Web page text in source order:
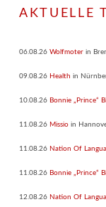
AKTUELLE
06.08.26 Wolfmoter in
09.08.26 Health in
10.08.26 Bonnie „Prince“
11.08.26 Missio in
11.08.26 Nation Of
11.08.26 Bonnie „Prince“
12.08.26 Nation Of